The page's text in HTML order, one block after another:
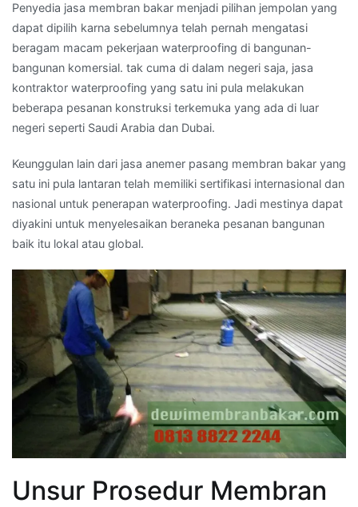
Penyedia jasa membran bakar menjadi pilihan jempolan yang
dapat dipilih karna sebelumnya telah pernah mengatasi
beragam macam pekerjaan waterproofing di bangunan-
bangunan komersial. tak cuma di dalam negeri saja, jasa
kontraktor waterproofing yang satu ini pula melakukan
beberapa pesanan konstruksi terkemuka yang ada di luar
negeri seperti Saudi Arabia dan Dubai.
Keunggulan lain dari jasa anemer pasang membran bakar yang
satu ini pula lantaran telah memiliki sertifikasi internasional dan
nasional untuk penerapan waterproofing. Jadi mestinya dapat
diyakini untuk menyelesaikan beraneka pesanan bangunan
baik itu lokal atau global.
Unsur Prosedur Membran